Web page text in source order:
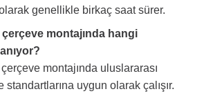
genellikle birkaç saat sürer.
montajında hangi
montajında uluslararası
uygun olarak çalışır.